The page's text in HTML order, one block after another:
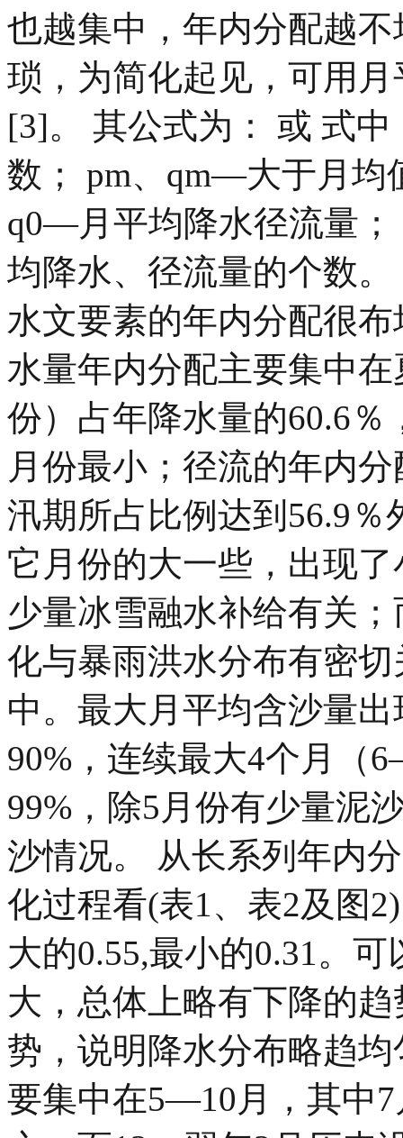
也越集中，年内分配越
琐，为简化起见，可用
[3]。 其公式为： 或 式
数； pm、qm—大于月均
q0—月平均降水径流量
均降水、径流量的个数
水文要素的年内分配很
水量年内分配主要集中
份）占年降水量的60.6
月份最小；径流的年内
汛期所占比例达到56.9
它月份的大一些，出现
少量冰雪融水补给有关
化与暴雨洪水分布有密
中。最大月平均含沙量
90%，连续最大4个月（
99%，除5月份有少量泥
沙情况。 从长系列年内
化过程看(表1、表2及图
大的0.55,最小的0.31。
大，总体上略有下降的
势，说明降水分布略趋
要集中在5—10月，其中